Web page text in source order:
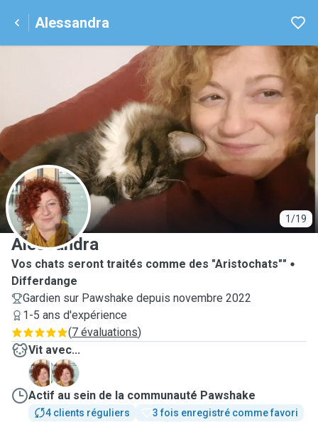
Alessandra
1/19
A
Alessandra
Vos chats seront traités comme des "Aristochats""
Differdange
Gardien sur Pawshake depuis novembre 2022
1-5 ans d'expérience
(7 évaluations)
Vit avec...
A
S
Actif au sein de la communauté Pawshake
4 clients réguliers
3 fois enregistré comme favori